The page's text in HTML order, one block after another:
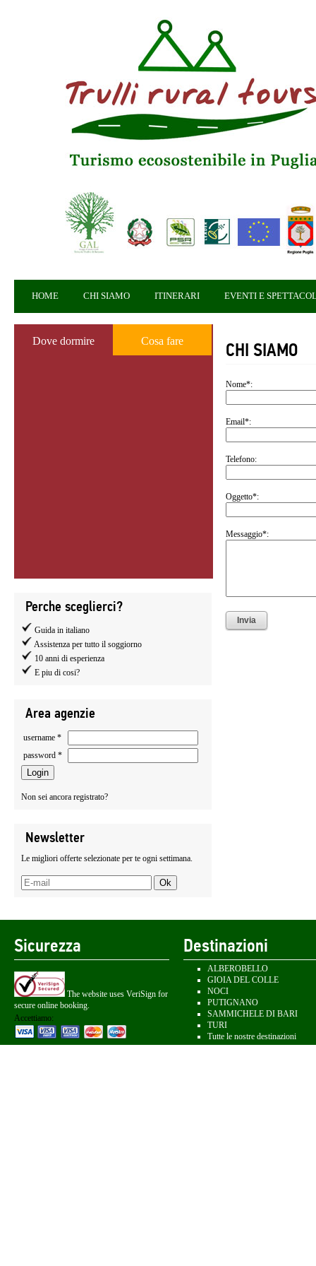
HOME CHI SIAMO ITINERARI EVENTI E
Dove dormire Cosa fare
Perche sceglierci?
Guida in italiano
Assistenza per tutto il soggiorno
10 anni di esperienza
E piu di cosi?
Area agenzie
username *
password *
Non sei ancora registrato?
Newsletter
Le migliori offerte selezionate per te ogni settimana.
CHI SIAMO
Nome*:
Email*:
Telefono:
Oggetto*:
Messaggio*:
Sicurezza
The website uses VeriSign for
secure online booking.
Accettiamo:
Destinazioni
ALBEROBELLO
GIOIA DEL COLLE
NOCI
PUTIGNANO
SAMMICHELE DI BARI
TURI
Tutte le nostre destinazioni